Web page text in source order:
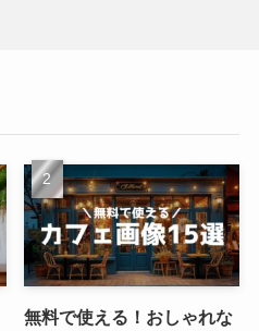
無料で使える！おしゃれな